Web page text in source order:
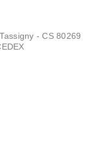
- CS 80269